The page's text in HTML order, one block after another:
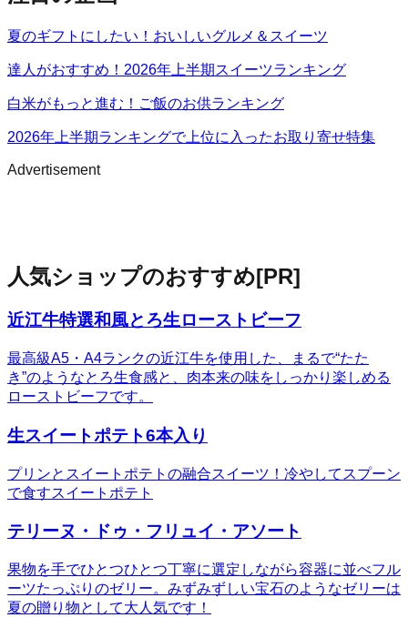
夏のギフトにしたい！おいしいグルメ＆スイーツ
達人がおすすめ！2026年上半期スイーツランキング
白米がもっと進む！ご飯のお供ランキング
2026年上半期ランキングで上位に入ったお取り寄せ特集
Advertisement
人気ショップのおすすめ[PR]
近江牛特選和風とろ生ローストビーフ
最高級A5・A4ランクの近江牛を使用した、まるで“たた
き”のようなとろ生食感と、肉本来の味をしっかり楽しめる
ローストビーフです。
生スイートポテト6本入り
プリンとスイートポテトの融合スイーツ！冷やしてスプーン
で食すスイートポテト
テリーヌ・ドゥ・フリュイ・アソート
果物を手でひとつひとつ丁寧に選定しながら容器に並べフル
ーツたっぷりのゼリー。みずみずしい宝石のようなゼリーは
夏の贈り物として大人気です！